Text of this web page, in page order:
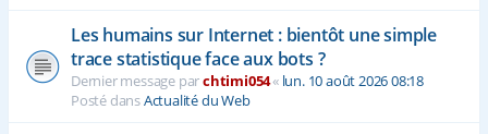
Les humains sur Internet : bientôt une simple
trace statistique face aux bots ?
Dernier message parchtimi054« lun. 10 août 2026 08:18
Posté dansActualité du Web